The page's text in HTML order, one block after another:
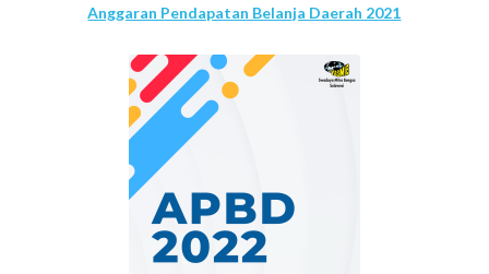
Anggaran Pendapatan Belanja Daerah 2021